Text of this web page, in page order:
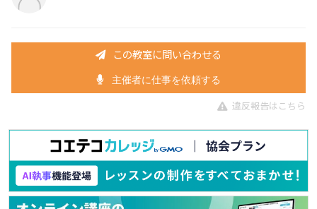
この教室に問い合わせる
主催者に仕事を依頼する
違反報告はこちら